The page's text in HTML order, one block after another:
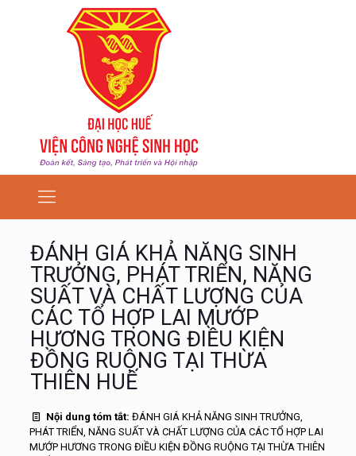
ĐÁNH GIÁ KHẢ NĂNG SINH
TRƯỞNG, PHÁT TRIỂN, NĂNG
SUẤT VÀ CHẤT LƯỢNG CỦA
CÁC TỔ HỢP LAI MƯỚP
HƯƠNG TRONG ĐIỀU KIỆN
ĐỒNG RUỘNG TẠI THỪA
THIÊN HUẾ
Nội dung tóm tắt: ĐÁNH GIÁ KHẢ NĂNG SINH TRƯỞNG,
PHÁT TRIỂN, NĂNG SUẤT VÀ CHẤT LƯỢNG CỦA CÁC TỔ HỢP LAI
MƯỚP HƯƠNG TRONG ĐIỀU KIỆN ĐỒNG RUỘNG TẠI THỪA THIÊN